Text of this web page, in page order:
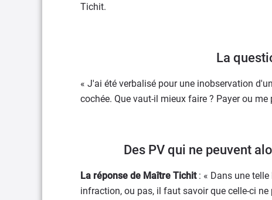
Tichit.
La
« J'ai été verbalisé pour une inobservation
cochée. Que vaut-il mieux faire ? Payer ou
Des PV qui ne peuvent
La réponse de Maître Tichit: « Dans une telle
infraction, ou pas, il faut savoir que celle-ci